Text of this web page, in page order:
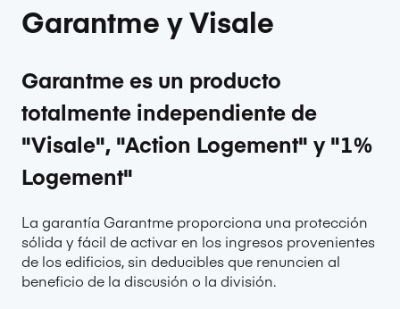
Garantme y Visale
Garantme es un producto
totalmente independiente de
"Visale", "Action Logement" y "1%
Logement"
La garantía Garantme proporciona una protección
sólida y fácil de activar en los ingresos provenientes
de los edificios, sin deducibles que renuncien al
beneficio de la discusión o la división.